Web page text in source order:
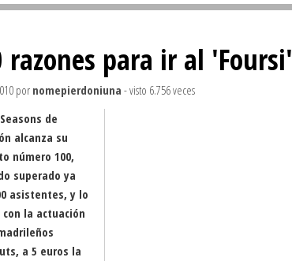
razones para ir al 'Foursi'
por nomepierdoniuna - visto 6.756 veces
de
alcanza su
número 100,
superado ya
asistentes, y lo
con la actuación
a 5 euros la